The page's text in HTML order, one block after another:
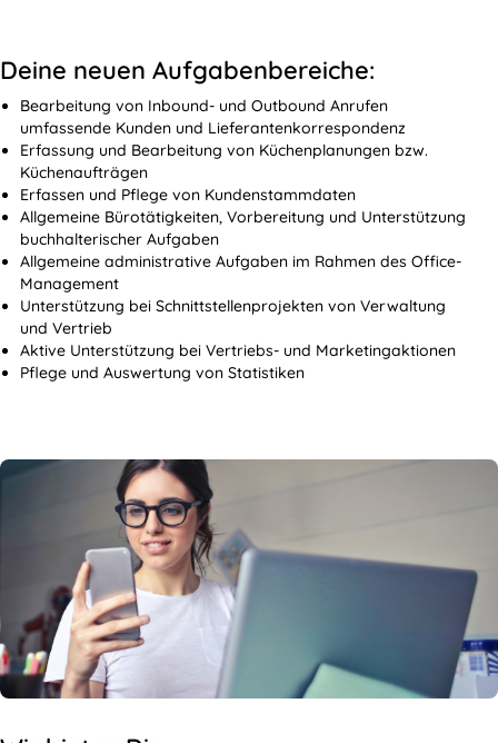
Deine neuen Aufgabenbereiche:
Bearbeitung von Inbound- und Outbound Anrufen
umfassende Kunden und Lieferantenkorrespondenz
Erfassung und Bearbeitung von Küchenplanungen bzw.
Küchenaufträgen
Erfassen und Pflege von Kundenstammdaten
Allgemeine Bürotätigkeiten, Vorbereitung und Unterstützung
buchhalterischer Aufgaben
Allgemeine administrative Aufgaben im Rahmen des Office-
Management
Unterstützung bei Schnittstellenprojekten von Verwaltung
und Vertrieb
Aktive Unterstützung bei Vertriebs- und Marketingaktionen
Pflege und Auswertung von Statistiken